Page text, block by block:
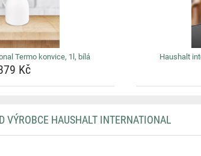
Termo konvice, 1l, bílá
Kč
Haushalt
VÝROBCE HAUSHALT INTERNATIONAL